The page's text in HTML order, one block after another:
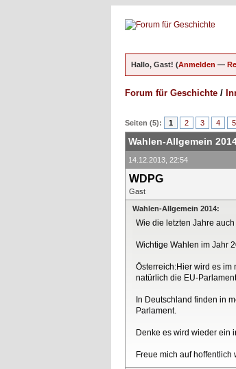
Hallo, Gast! (Anmelden —
Forum für Geschichte /
Seiten (5): 1 2 3 4 5
Wahlen-Allgemein
14.12.2013, 22:54
WDPG
Gast
Wahlen-Allgemein 2014:
Wie die letzten Jahre
Wichtige Wahlen im Jahr
Österreich:Hier wird es
natürlich die EU-
In Deutschland finden in
Parlament.
Denke es wird wieder ein
Freue mich auf hoffentlich